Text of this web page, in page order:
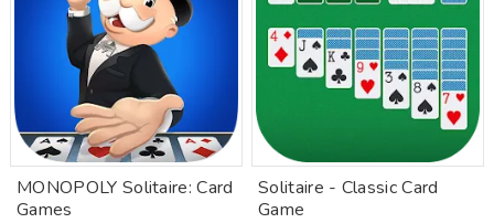
MONOPOLY Solitaire: Card
Games
Solitaire - Classic Card
Game